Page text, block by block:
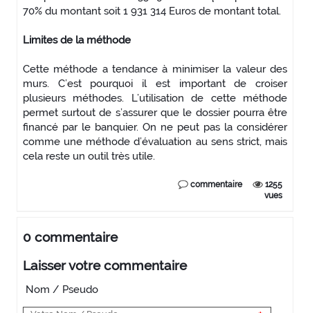
70% du montant soit 1 931 314 Euros de montant total.
Limites de la méthode
Cette méthode a tendance à minimiser la valeur des
murs. C’est pourquoi il est important de croiser
plusieurs méthodes. L’utilisation de cette méthode
permet surtout de s’assurer que le dossier pourra être
financé par le banquier. On ne peut pas la considérer
comme une méthode d’évaluation au sens strict, mais
cela reste un outil très utile.
commentaire
1255
vues
0 commentaire
Laisser votre commentaire
Nom / Pseudo